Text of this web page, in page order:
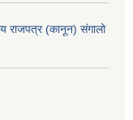
राजपत्र (कानून) संगालो